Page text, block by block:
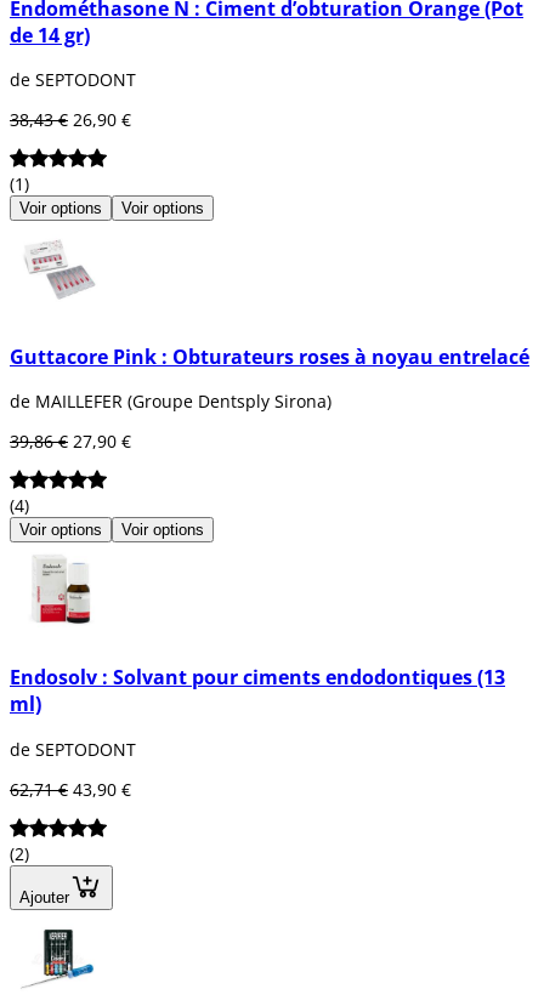
Endométhasone N : Ciment d’obturation Orange (Pot
de 14 gr)
de SEPTODONT
38,43 € 26,90 €
(1)
Voir options Voir options
Guttacore Pink : Obturateurs roses à noyau entrelacé
de MAILLEFER (Groupe Dentsply Sirona)
39,86 € 27,90 €
(4)
Voir options Voir options
Endosolv : Solvant pour ciments endodontiques (13
ml)
de SEPTODONT
62,71 € 43,90 €
(2)
Ajouter